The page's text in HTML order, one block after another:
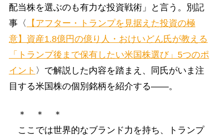
配当株を選ぶのも有力な投資戦術」と言う。別記
事〈
【アフター・トランプを見据えた投資の極
意】資産1.8億円の億り人・おけいどん氏が教える
「トランプ後まで保有したい米国株選び」5つのポ
イント 〉で解説した内容を踏まえ、同氏がいま注
目する米国株の個別銘柄を紹介する――。
＊ ＊ ＊
ここでは世界的なブランド力を持ち、トランプ